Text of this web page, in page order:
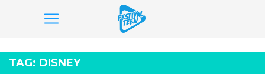
para
o
TAG: DISNEY